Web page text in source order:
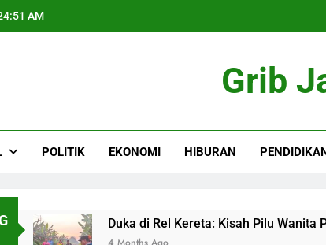
AM
Grib
POLITIK EKONOMI HIBURAN
di Rel Kereta: Kisah Pilu Wanita Pasuruan yang